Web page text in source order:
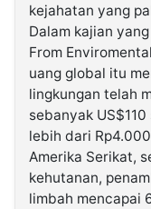
kejahatan yang
Dalam kajian
From
uang global itu
lingkungan telah
sebanyak
lebih dari
Amerika Serikat,
kehutanan,
limbah mencapai